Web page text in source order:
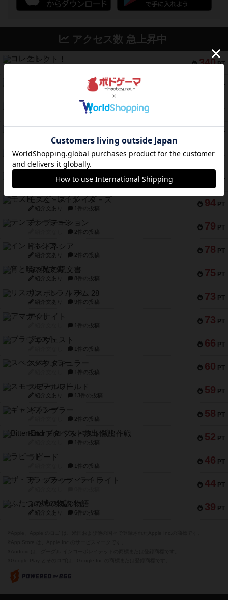
アクセス数 急上昇中
340 PT
コレクト！
PT
無限まちがいさがし
2件の投稿
PT
ガルフストライク
1件の投稿
PT
クルティボ
紹介文なし 1件の投稿
112 PT
1809
紹介文あり 1件の投稿
PT
ファースト・イン・フライト
94 PT
モズビ－ズ・レイダ－ズ
紹介文あり 1件の投稿
79 PT
テンプテーション
2件の投稿
78 PT
インドネシア
紹介文あり 2件の投稿
75 PT
宵と暁の呪文書
紹介文あり 8件の投稿
73 PT
リスボン・トラム 28
紹介文あり 9件の投稿
73 PT
アマナイト
1件の投稿
66 PT
ブラヴェスト
1件の投稿
60 PT
スペクタキュラー
1件の投稿
59 PT
スモールワールド
紹介文あり 13件の投稿
58 PT
ギャンブラー
2件の投稿
52 PT
Bitter End ブタペスト救出作戦
1件の投稿
46 PT
ラピード
1件の投稿
44 PT
ザ・フラッフィー・ライト
39 PT
ふたつの城の物語
紹介文あり 6件の投稿